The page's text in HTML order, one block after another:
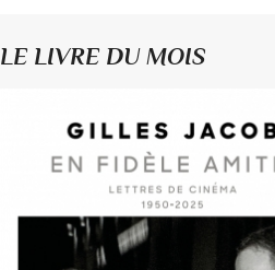
LE LIVRE DU MOIS